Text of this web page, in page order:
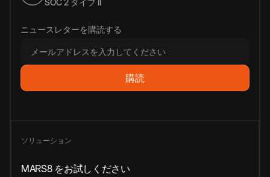
SOC 2 タイプ II
ニュースレターを購読する
ソリューション
MARS8 をお試しください